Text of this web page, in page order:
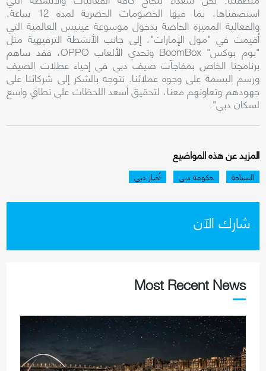
استضفناها، بما فيها الخصومات الحصرية لمدة 12 ساعة،
والفعالية المميزة الخاصة بدخول موسوعة غينيس العالمية التي
أقيمت في "مول الإمارات"، إلى جانب الأنشطة الترفيهية مثل
"بوم بوكس" BoomBox وتحدي الألعاب OPPO، فقد ساهم
برنامجنا الخاص بمفاجآت صيف دبي في إحياء عطلات الصيف
ورسم البسمة على وجوه عملائنا. نتوجه بالشكر إلى شركائنا على
جهودهم وتعاونهم معنا، لتحقيق أسعد اللحظات على نطاقٍ واسع
لسكان دبي".
المزيد عن هذه المواضيع
السياحة حكومة دبي أخبار دبي
شارك الآن
Most Recent News